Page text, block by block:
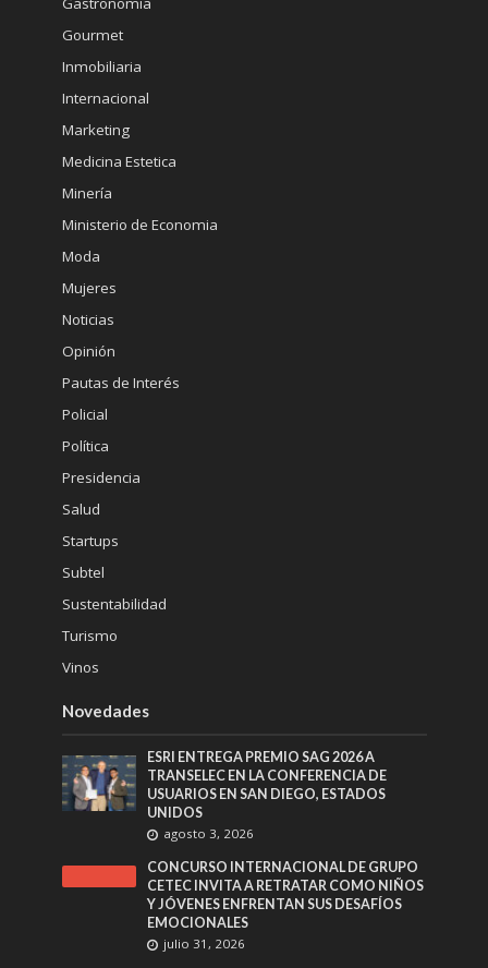
Gourmet
Inmobiliaria
Internacional
Marketing
Medicina Estetica
Minería
Ministerio de Economia
Moda
Mujeres
Noticias
Opinión
Pautas de Interés
Policial
Política
Presidencia
Salud
Startups
Subtel
Sustentabilidad
Turismo
Vinos
Novedades
ESRI ENTREGA PREMIO SAG 2026 A
TRANSELEC EN LA CONFERENCIA DE
USUARIOS EN SAN DIEGO, ESTADOS
UNIDOS
agosto 3, 2026
CONCURSO INTERNACIONAL DE GRUPO
CETEC INVITA A RETRATAR COMO NIÑOS
Y JÓVENES ENFRENTAN SUS DESAFÍOS
EMOCIONALES
julio 31, 2026